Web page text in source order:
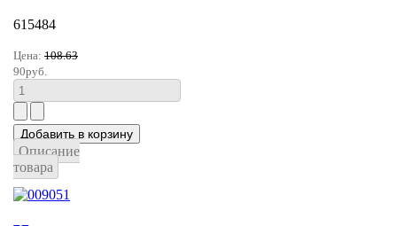
615484
Цена: 108.63
90руб.
Описание
товара